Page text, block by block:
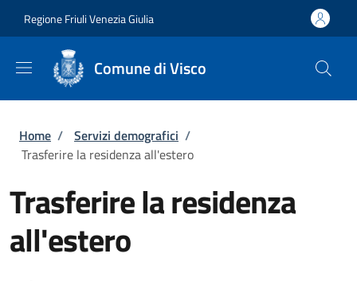
Regione Friuli Venezia Giulia
Comune di Visco
Briciole di pane
Home / Servizi demografici /
Trasferire la residenza all'estero
Trasferire la residenza
all'estero